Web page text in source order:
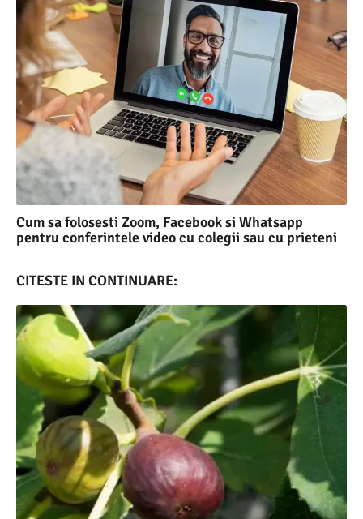
Cum sa folosesti Zoom, Facebook si Whatsapp
pentru conferintele video cu colegii sau cu prieteni
CITESTE IN CONTINUARE: